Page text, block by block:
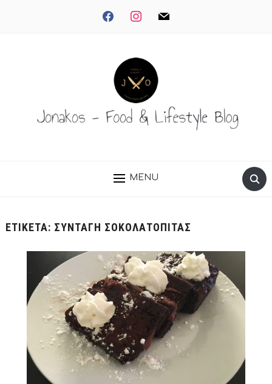
facebookinstagrammail
MENU
ΕΤΙΚΈΤΑ: ΣΥΝΤΑΓΗ ΣΟΚΟΛΑΤΟΠΙΤΑΣ